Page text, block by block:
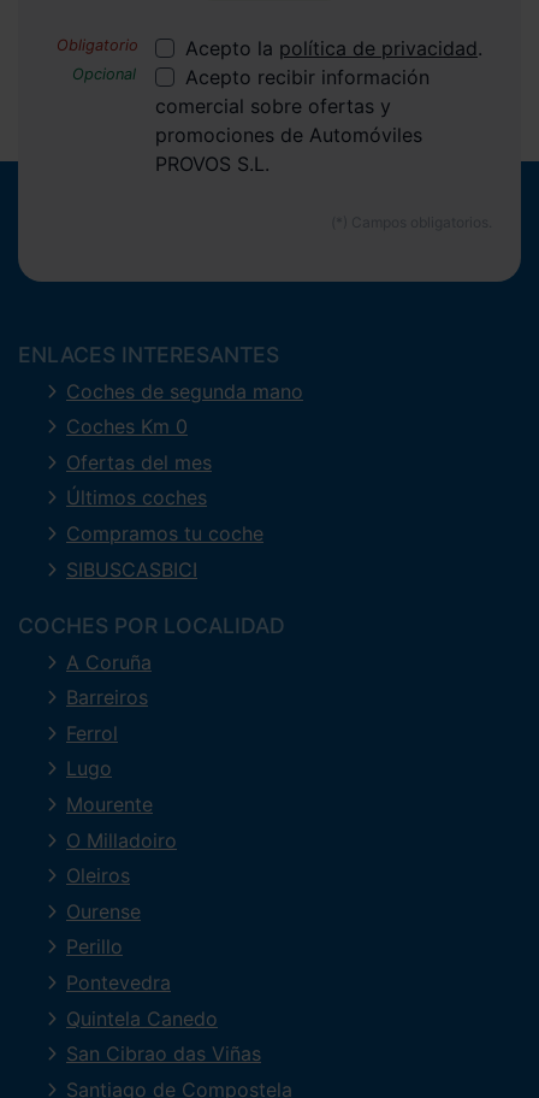
Acepto la política de privacidad.
Acepto recibir información
comercial sobre ofertas y
promociones de Automóviles
PROVOS S.L.
ENLACES INTERESANTES
Coches de segunda mano
Coches Km 0
Ofertas del mes
Últimos coches
Compramos tu coche
SIBUSCASBICI
COCHES POR LOCALIDAD
A Coruña
Barreiros
Ferrol
Lugo
Mourente
O Milladoiro
Oleiros
Ourense
Perillo
Pontevedra
Quintela Canedo
San Cibrao das Viñas
Santiago de Compostela